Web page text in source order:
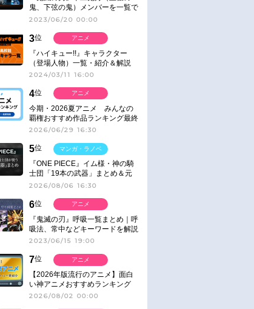
鬼、下弦の鬼）メンバーを一覧で
紹介＆解説（登場鬼の情報まと
2023/06/20 00:00
3位
『ハイキュー!!』キャラクター
（登場人物）一覧・紹介＆解説
2024/03/11 16:00
アニメ
4位
今期・2026夏アニメ みんなの
覇権おすすめ作品ランキング最終
結果発表！
2026/06/29 16:30
アニメ
5位
『ONE PIECE』イム様・神の騎
士団「19本の武器」まとめ＆元
ネタ
2026/08/06 16:30
マンガ・ラノベ
6位
『鬼滅の刃』呼吸一覧まとめ｜呼
吸法、常中などキーワードを解説
2023/06/15 19:00
アニメ
7位
【2026年版流行のアニメ】面白
い神アニメおすすめランキング
【名作・話題作】｜ジャンル別人
2026/08/02 00:00
アニメ